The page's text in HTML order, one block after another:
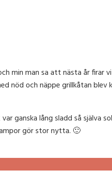
min man sa att nästa år firar
nöd och näppe grillkåtan blev
var ganska lång sladd så själva
gör stor nytta. 🙂